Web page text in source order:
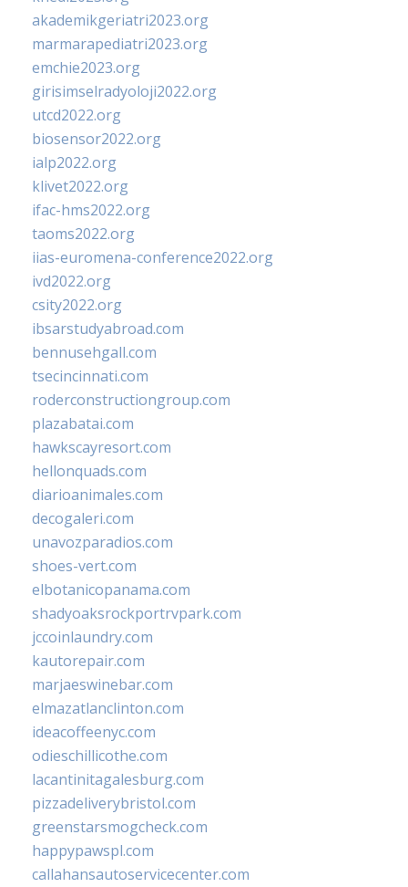
akademikgeriatri2023.org
marmarapediatri2023.org
emchie2023.org
girisimselradyoloji2022.org
utcd2022.org
biosensor2022.org
ialp2022.org
klivet2022.org
ifac-hms2022.org
taoms2022.org
iias-euromena-conference2022.org
ivd2022.org
csity2022.org
ibsarstudyabroad.com
bennusehgall.com
tsecincinnati.com
roderconstructiongroup.com
plazabatai.com
hawkscayresort.com
hellonquads.com
diarioanimales.com
decogaleri.com
unavozparadios.com
shoes-vert.com
elbotanicopanama.com
shadyoaksrockportrvpark.com
jccoinlaundry.com
kautorepair.com
marjaeswinebar.com
elmazatlanclinton.com
ideacoffeenyc.com
odieschillicothe.com
lacantinitagalesburg.com
pizzadeliverybristol.com
greenstarsmogcheck.com
happypawspl.com
callahansautoservicecenter.com